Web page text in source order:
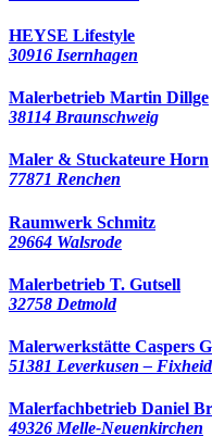
HEYSE Lifestyle
30916 Isernhagen
Malerbetrieb Martin Dillge
38114 Braunschweig
Maler & Stuckateure Horn
77871 Renchen
Raumwerk Schmitz
29664 Walsrode
Malerbetrieb T. Gutsell
32758 Detmold
Malerwerkstätte Caspers
51381 Leverkusen –
Malerfachbetrieb Daniel
49326 Melle-Neuenkirchen